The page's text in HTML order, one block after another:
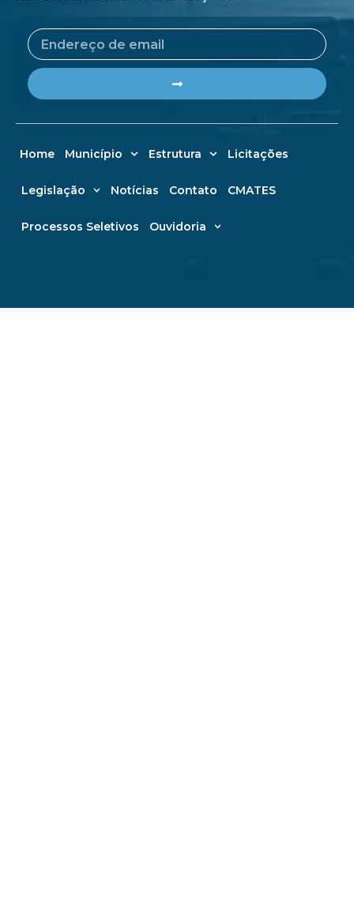
Email
Home Município Estrutura Licitações
Legislação Notícias Contato CMATES
Processos Seletivos Ouvidoria